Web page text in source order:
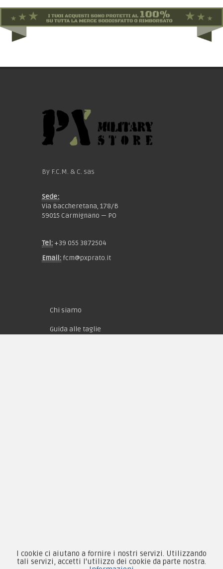
By F.C.M. & C. sas
Sede:
Via Baccheretana, 178/B
59015 Carmignano — PO
Tel: +39 055 3872504
Email: fcm@pxprato.it
Chi siamo
Guida alle taglie
I cookie ci aiutano a fornire i nostri servizi. Utilizzando
tali servizi, accetti l'utilizzo dei cookie da parte nostra.